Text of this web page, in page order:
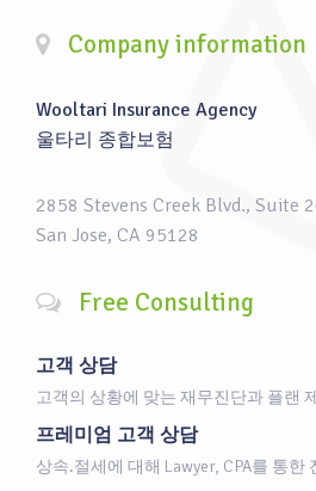
Company information
Wooltari Insurance Agency
울타리 종합보험
2858 Stevens Creek Blvd., Suite
San Jose, CA 95128
Free Consulting
고객 상담
고객의 상황에 맞는 재무진단과 플랜
프레미엄 고객 상담
상속.절세에 대해 Lawyer, CPA를 통한